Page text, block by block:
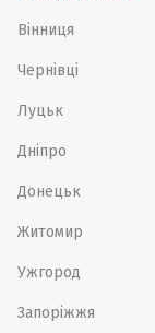
Вінниця
Чернівці
Луцьк
Дніпро
Донецьк
Житомир
Ужгород
Запоріжжя